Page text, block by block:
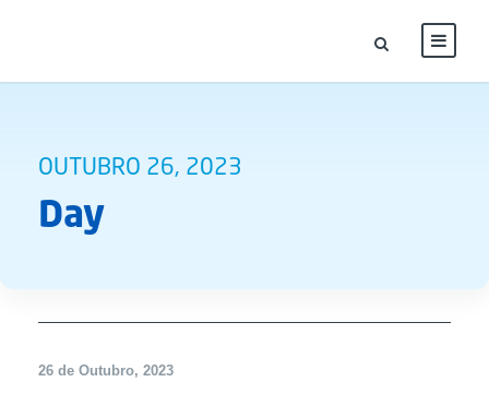
OUTUBRO 26, 2023
Day
26 de Outubro, 2023